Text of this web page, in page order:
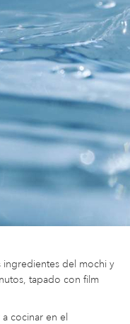
ingredientes del mochi y
tapado con film
cocinar en el